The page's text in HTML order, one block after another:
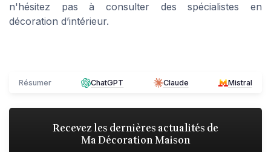
n'hésitez pas à consulter des spécialistes en
décoration d’intérieur.
Résumer ChatGPT Claude Mistral
Recevez les dernières actualités de
Ma Décoration Maison